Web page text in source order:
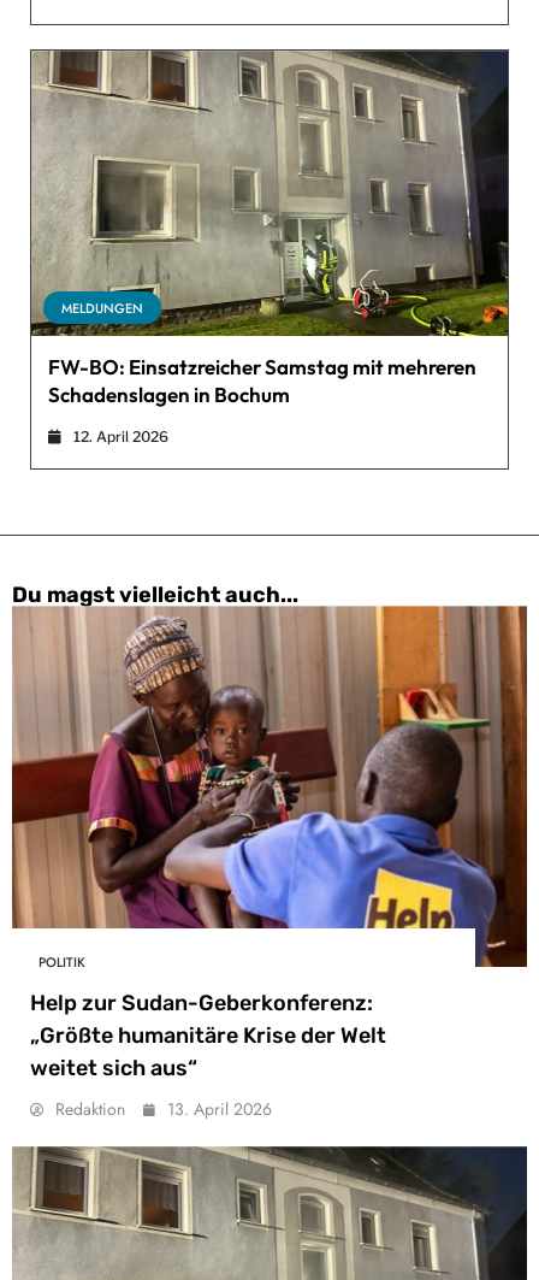
MELDUNGEN
FW-BO: Einsatzreicher Samstag mit mehreren
Schadenslagen in Bochum
12. April 2026
Du magst vielleicht auch...
POLITIK
Help zur Sudan-Geberkonferenz:
„Größte humanitäre Krise der Welt
weitet sich aus“
Redaktion 13. April 2026